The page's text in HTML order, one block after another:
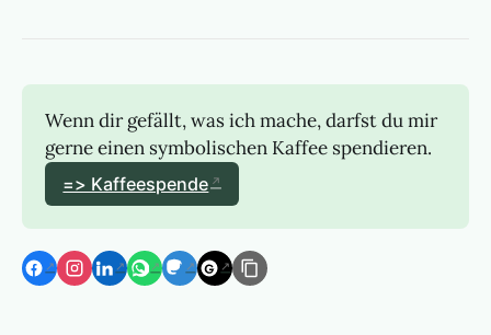
Wenn dir gefällt, was ich mache, darfst du mir
gerne einen symbolischen Kaffee spendieren.
=> Kaffeespende